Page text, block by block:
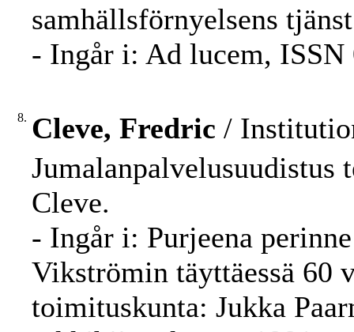
samhällsförnyelsens
- Ingår i: Ad lucem, ISSN
8. Cleve, Fredric /
Jumalanpalvelusuudistus
Cleve.
- Ingår i: Purjeena
Vikströmin täyttäessä 60
toimituskunta: Jukka